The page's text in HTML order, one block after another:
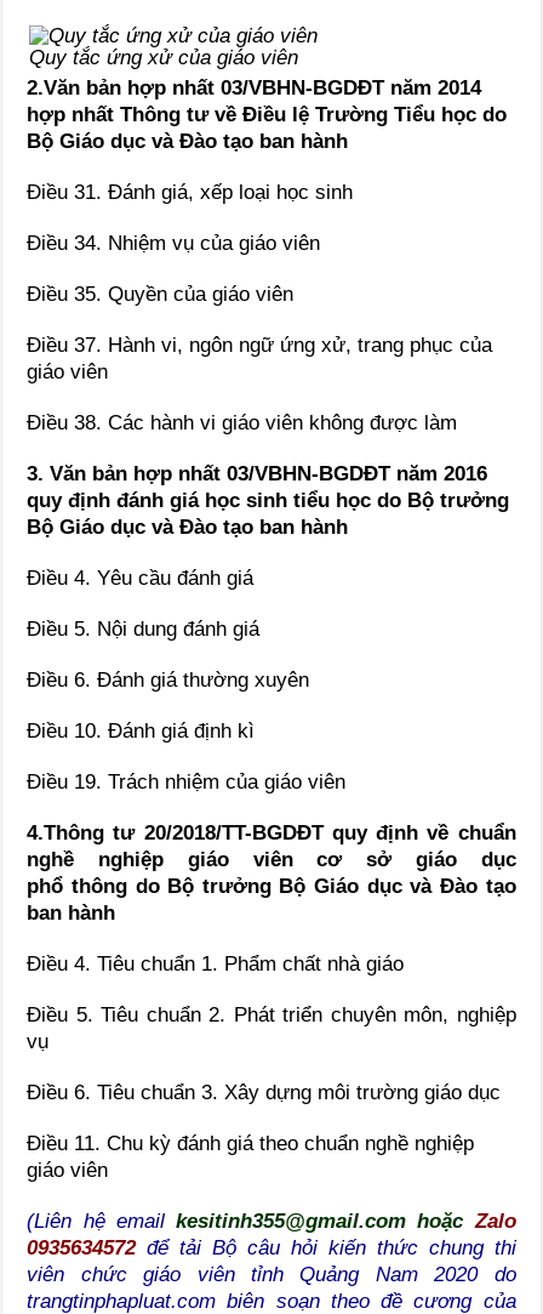
Quy tắc ứng xử của giáo viên
2.Văn bản hợp nhất 03/VBHN-BGDĐT năm 2014
hợp nhất Thông tư về Điều lệ Trường Tiểu học do
Bộ Giáo dục và Đào tạo ban hành
Điều 31. Đánh giá, xếp loại học sinh
Điều 34. Nhiệm vụ của giáo viên
Điều 35. Quyền của giáo viên
Điều 37. Hành vi, ngôn ngữ ứng xử, trang phục của
giáo viên
Điều 38. Các hành vi giáo viên không được làm
3. Văn bản hợp nhất 03/VBHN-BGDĐT năm 2016
quy định đánh giá học sinh tiểu học do Bộ trưởng
Bộ Giáo dục và Đào tạo ban hành
Điều 4. Yêu cầu đánh giá
Điều 5. Nội dung đánh giá
Điều 6. Đánh giá thường xuyên
Điều 10. Đánh giá định kì
Điều 19. Trách nhiệm của giáo viên
4.Thông tư 20/2018/TT-BGDĐT quy định về chuẩn
nghề nghiệp giáo viên cơ sở giáo dục
phổ thông do Bộ trưởng Bộ Giáo dục và Đào tạo
ban hành
Điều 4. Tiêu chuẩn 1. Phẩm chất nhà giáo
Điều 5. Tiêu chuẩn 2. Phát triển chuyên môn, nghiệp
vụ
Điều 6. Tiêu chuẩn 3. Xây dựng môi trường giáo dục
Điều 11. Chu kỳ đánh giá theo chuẩn nghề nghiệp
giáo viên
(Liên hệ emailkesitinh355@gmail.com hoặcZalo
0935634572để tải Bộ câu hỏi kiến thức chung thi
viên chức giáo viên tỉnh Quảng Nam 2020 do
trangtinphapluat.com biên soạn theo đề cương của